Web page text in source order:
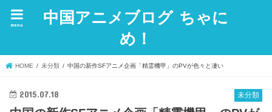
中国アニメブログ ちゃに
め！
menu
HOME 未分類 中国の新作SFアニメ企画「精霊機甲」のPVが色々と凄い
未分類
2015.07.18